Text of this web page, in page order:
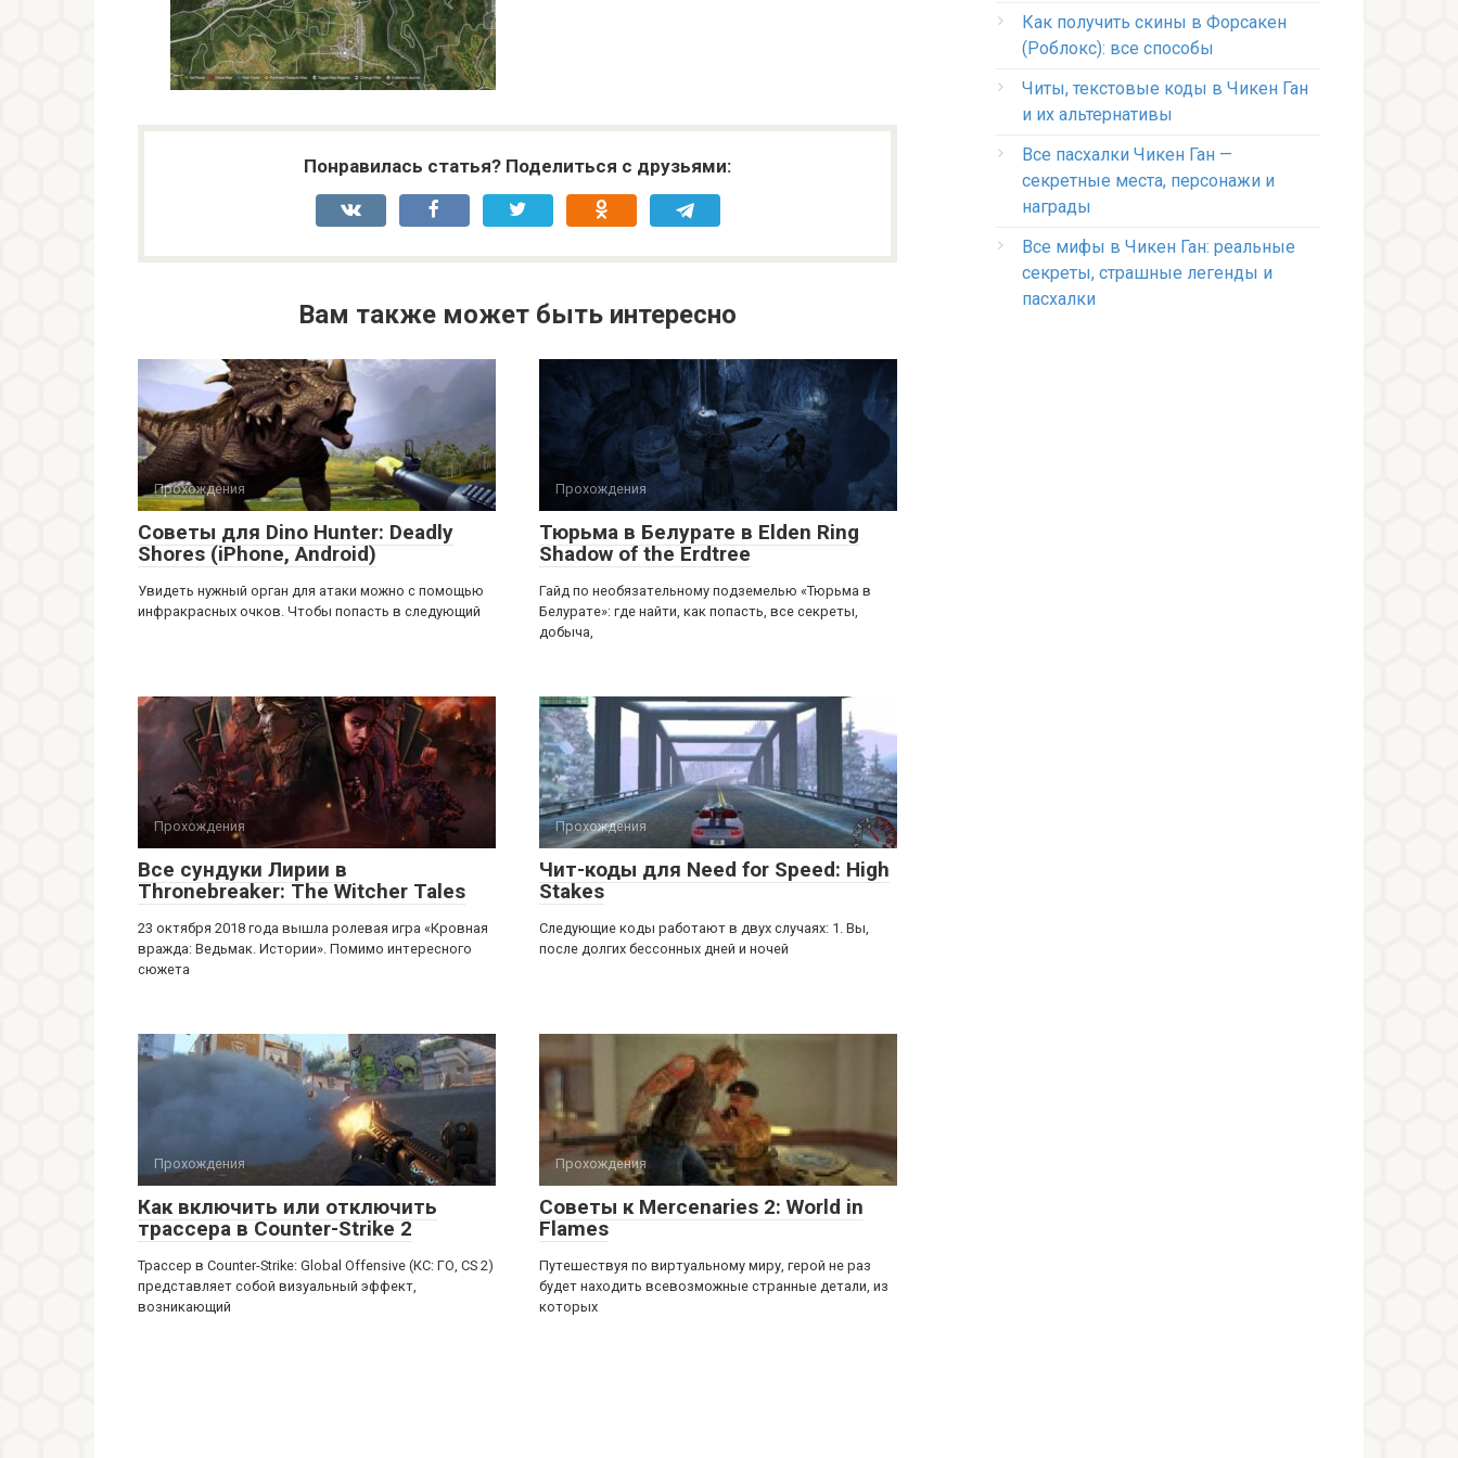
Понравилась статья? Поделиться с друзьями:
Вам также может быть интересно
Прохождения
Советы для Dino Hunter: Deadly
Shores (iPhone, Android)
Увидеть нужный орган для атаки можно с помощью
инфракрасных очков. Чтобы попасть в следующий
Прохождения
Тюрьма в Белурате в Elden Ring
Shadow of the Erdtree
Гайд по необязательному подземелью «Тюрьма в
Белурате»: где найти, как попасть, все секреты,
добыча,
Прохождения
Все сундуки Лирии в
Thronebreaker: The Witcher Tales
23 октября 2018 года вышла ролевая игра «Кровная
вражда: Ведьмак. Истории». Помимо интересного
сюжета
Прохождения
Чит-коды для Need for Speed: High
Stakes
Следующие коды работают в двух случаях: 1. Вы,
после долгих бессонных дней и ночей
Прохождения
Как включить или отключить
трассера в Counter-Strike 2
Трассер в Counter-Strike: Global Offensive (КС: ГО, CS 2)
представляет собой визуальный эффект,
возникающий
Прохождения
Советы к Mercenaries 2: World in
Flames
Путешествуя по виртуальному миру, герой не раз
будет находить всевозможные странные детали, из
которых
Как получить скины в Форсакен
(Роблокс): все способы
Читы, текстовые коды в Чикен Ган
и их альтернативы
Все пасхалки Чикен Ган —
секретные места, персонажи и
награды
Все мифы в Чикен Ган: реальные
секреты, страшные легенды и
пасхалки